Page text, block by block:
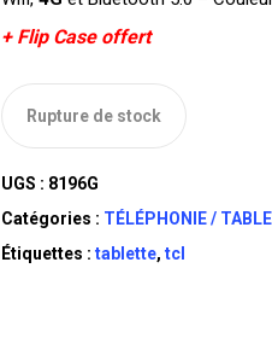
+ Flip Case offert
Rupture de stock
UGS : 8196G
Catégories : TÉLÉPHONIE /
Étiquettes : tablette, tcl